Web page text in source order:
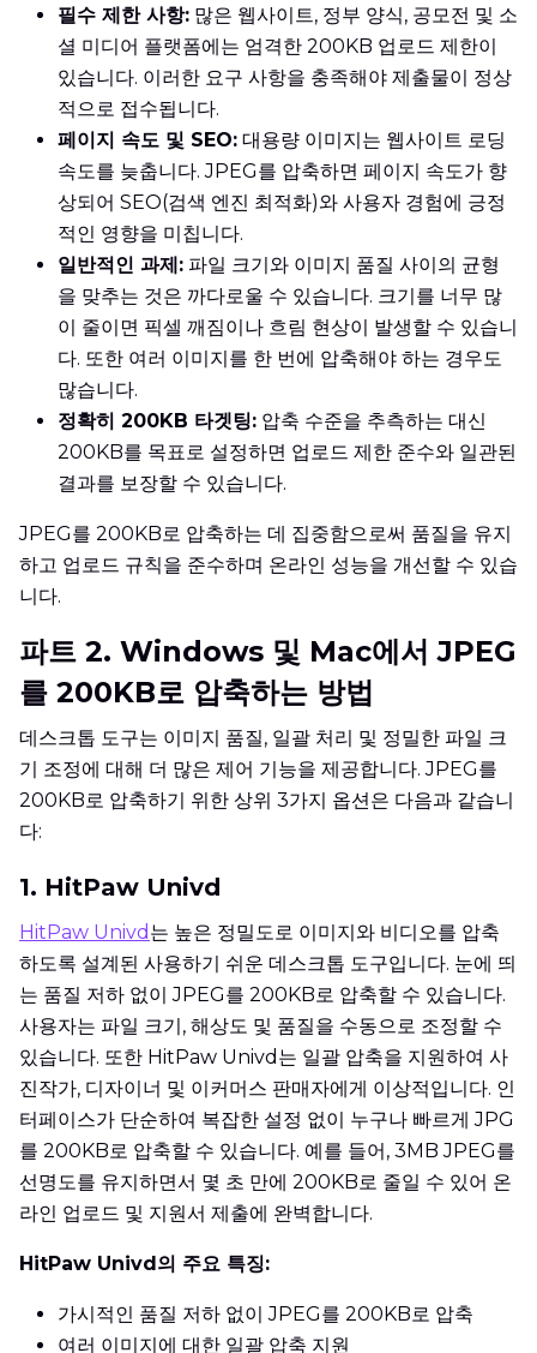
필수 제한 사항: 많은 웹사이트, 정부 양식, 공모전 및 소
셜 미디어 플랫폼에는 엄격한 200KB 업로드 제한이
있습니다. 이러한 요구 사항을 충족해야 제출물이 정상
적으로 접수됩니다.
페이지 속도 및 SEO: 대용량 이미지는 웹사이트 로딩
속도를 늦춥니다. JPEG를 압축하면 페이지 속도가 향
상되어 SEO(검색 엔진 최적화)와 사용자 경험에 긍정
적인 영향을 미칩니다.
일반적인 과제: 파일 크기와 이미지 품질 사이의 균형
을 맞추는 것은 까다로울 수 있습니다. 크기를 너무 많
이 줄이면 픽셀 깨짐이나 흐림 현상이 발생할 수 있습니
다. 또한 여러 이미지를 한 번에 압축해야 하는 경우도
많습니다.
정확히 200KB 타겟팅: 압축 수준을 추측하는 대신
200KB를 목표로 설정하면 업로드 제한 준수와 일관된
결과를 보장할 수 있습니다.
JPEG를 200KB로 압축하는 데 집중함으로써 품질을 유지
하고 업로드 규칙을 준수하며 온라인 성능을 개선할 수 있습
니다.
파트 2. Windows 및 Mac에서 JPEG
를 200KB로 압축하는 방법
데스크톱 도구는 이미지 품질, 일괄 처리 및 정밀한 파일 크
기 조정에 대해 더 많은 제어 기능을 제공합니다. JPEG를
200KB로 압축하기 위한 상위 3가지 옵션은 다음과 같습니
다:
1. HitPaw Univd
HitPaw Univd 는 높은 정밀도로 이미지와 비디오를 압축
하도록 설계된 사용하기 쉬운 데스크톱 도구입니다. 눈에 띄
는 품질 저하 없이 JPEG를 200KB로 압축할 수 있습니다.
사용자는 파일 크기, 해상도 및 품질을 수동으로 조정할 수
있습니다. 또한 HitPaw Univd는 일괄 압축을 지원하여 사
진작가, 디자이너 및 이커머스 판매자에게 이상적입니다. 인
터페이스가 단순하여 복잡한 설정 없이 누구나 빠르게 JPG
를 200KB로 압축할 수 있습니다. 예를 들어, 3MB JPEG를
선명도를 유지하면서 몇 초 만에 200KB로 줄일 수 있어 온
라인 업로드 및 지원서 제출에 완벽합니다.
HitPaw Univd의 주요 특징:
가시적인 품질 저하 없이 JPEG를 200KB로 압축
여러 이미지에 대한 일괄 압축 지원